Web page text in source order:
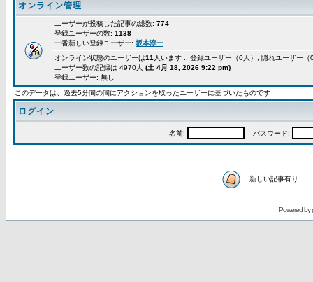
オンライン管理
ユーザーが投稿した記事の総数: 774
登録ユーザーの数: 1138
一番新しい登録ユーザー: 坂本淳一
オンライン状態のユーザーは11 人います :: 登録ユーザー（0人）, 隠れユーザー
ユーザー数の記録は 4970人 (土 4月 18, 2026 9:22 pm)
登録ユーザー: 無し
このデータは、過去5分間の間にアクションを取ったユーザーに基づいたものです
ログイン
名前: パスワード:
新しい記事有り
Powered by